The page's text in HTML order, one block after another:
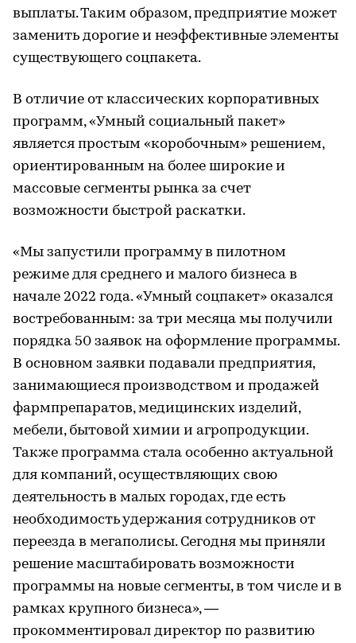
выплаты. Таким образом, предприятие может
заменить дорогие и неэффективные элементы
существующего соцпакета.
В отличие от классических корпоративных
программ, «Умный социальный пакет»
является простым «коробочным» решением,
ориентированным на более широкие и
массовые сегменты рынка за счет
возможности быстрой раскатки.
«Мы запустили программу в пилотном
режиме для среднего и малого бизнеса в
начале 2022 года. «Умный соцпакет» оказался
востребованным: за три месяца мы получили
порядка 50 заявок на оформление программы.
В основном заявки подавали предприятия,
занимающиеся производством и продажей
фармпрепаратов, медицинских изделий,
мебели, бытовой химии и агропродукции.
Также программа стала особенно актуальной
для компаний, осуществляющих свою
деятельность в малых городах, где есть
необходимость удержания сотрудников от
переезда в мегаполисы. Сегодня мы приняли
решение масштабировать возможности
программы на новые сегменты, в том числе и в
рамках крупного бизнеса», —
прокомментировал директор по развитию